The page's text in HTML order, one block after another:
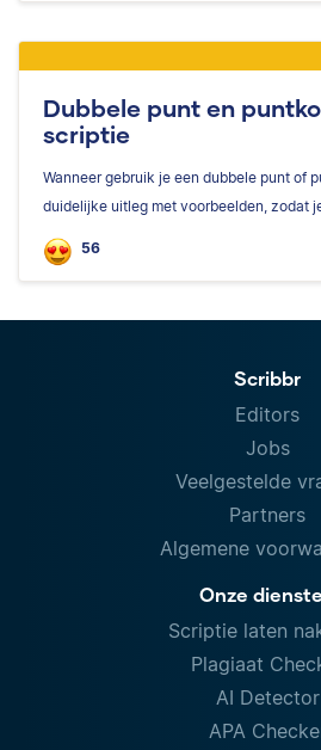
Dubbele punt en
scriptie
Wanneer gebruik je een dubbele punt of
duidelijke uitleg met voorbeelden, zodat
56
Scribbr
Editors
Jobs
Veelgestelde
Partners
Algemene
Onze
Scriptie laten
Plagiaat
AI Detector
APA